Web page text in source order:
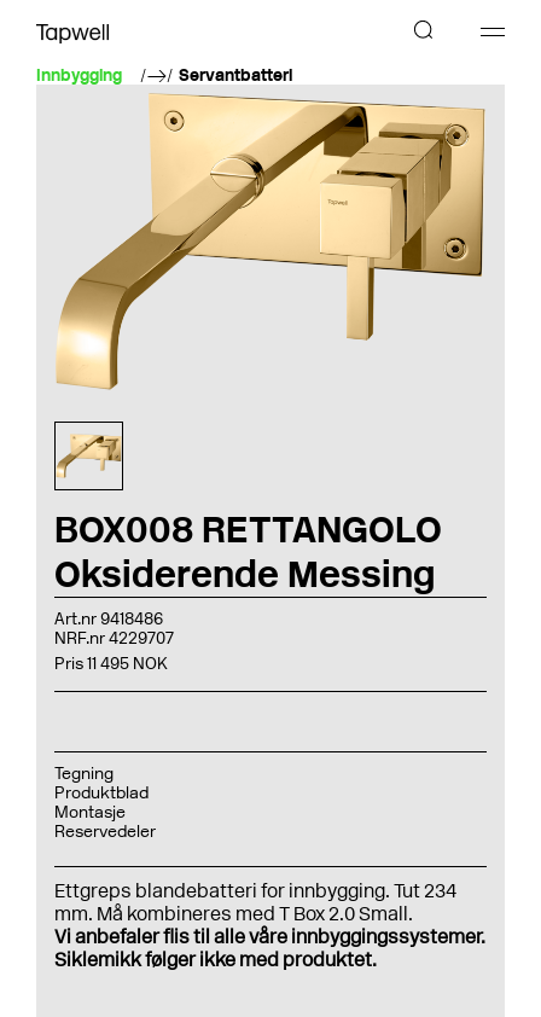
Innbygging Servantbatteri
BOX008 RETTANGOLO
Oksiderende Messing
Art.nr 9418486
NRF.nr 4229707
Pris 11 495 NOK
Tegning
Produktblad
Montasje
Reservedeler
Ettgreps blandebatteri for innbygging. Tut 234
mm. Må kombineres med T Box 2.0 Small.
Vi anbefaler flis til alle våre innbyggingssystemer.
Siklemikk følger ikke med produktet.